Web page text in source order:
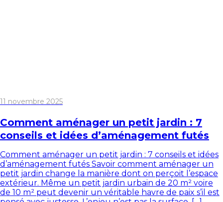
11 novembre 2025
Comment aménager un petit jardin : 7
conseils et idées d’aménagement futés
Comment aménager un petit jardin : 7 conseils et idées
d’aménagement futés Savoir comment aménager un
petit jardin change la manière dont on perçoit l’espace
extérieur. Même un petit jardin urbain de 20 m² voire
de 10 m² peut devenir un véritable havre de paix s’il est